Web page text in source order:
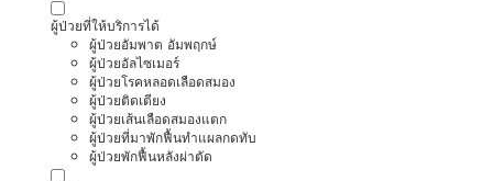
ผู้ป่วยที่ให้บริการได้
ผู้ป่วยอัมพาต อัมพฤกษ์
ผู้ป่วยอัลไซเมอร์
ผู้ป่วยโรคหลอดเลือดสมอง
ผู้ป่วยติดเตียง
ผู้ป่วยเส้นเลือดสมองแตก
ผู้ป่วยที่มาพักฟื้นทำแผลกดทับ
ผู้ป่วยพักฟื้นหลังผ่าตัด